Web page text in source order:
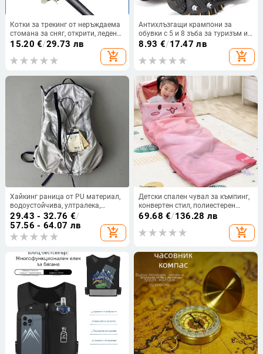
Котки за трекинг от неръждаема
стомана за сняг, открити, ледени
и снежни, неплъзгащи се
патерици с висока якост на
захващане, пътуване, планинско
15.20 €/29.73 лв
add_shopping_cart
Антихлъзгащи крампони за
обувки с 5 и 8 зъба за туризъм и
катерене
8.93 €/17.47 лв
add_shopping_cart
Хайкинг раница от PU материал,
водоустойчива, ултралека,
презрамки с въздушна
възглавничка, унисекс, голям
капацитет
29.43 - 32.76 €/
57.56 - 64.07 лв
add_shopping_cart
Детски спален чувал за къмпинг,
конвертен стил, полиестерен
пълнеж, полиестерна подплата и
69.68 €/136.28 лв
add_shopping_cart